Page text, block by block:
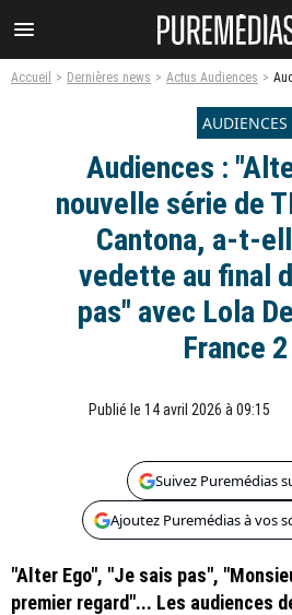
menu
Accueil Dernières news Actus Audiences Audiences :
AUDIENCES
Audiences :
nouvelle série de
Cantona, a-t-
vedette au final
pas" avec Lola
France
Publié le 14 avril 2026 à 09:15
Suivez Puremédias
Ajoutez Puremédias à vos
"Alter Ego", "Je sais pas",
premier regard"... Les audiences